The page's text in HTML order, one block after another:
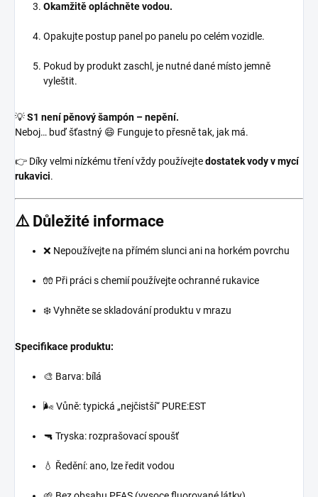
Okamžitě opláchněte vodou.
Opakujte postup panel po panelu po celém vozidle.
Pokud by produkt zaschl, je nutné dané místo jemně
vyleštit.
💡S1 není pěnový šampón – nepění.
Neboj… buď šťastný 😄 Funguje to přesně tak, jak má.
👉 Díky velmi nízkému tření vždy používejtedostatek vody v mycí
rukavici.
⚠️ Důležité informace
❌ Nepoužívejte na přímém slunci ani na horkém povrchu
🧤 Při práci s chemií používejte ochranné rukavice
❄️ Vyhněte se skladování produktu v mrazu
Specifikace produktu:
🎨 Barva: bílá
🌬️ Vůně: typická „nejčistší“ PURE:EST
🔫 Tryska: rozprašovací spoušť
💧 Ředění: ano, lze ředit vodou